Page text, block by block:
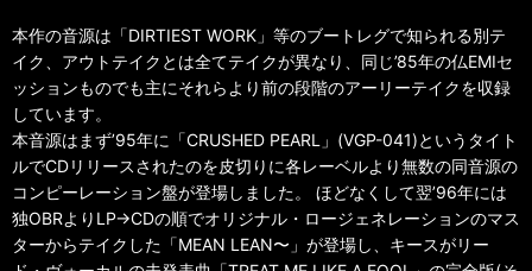
本作の音源は「DIRTIEST WORK」等のブートレグで知られる別テ
イク、アウトテイクとは全てテイクが異なり、同じ’85年の仏EMIセ
ッションものでも主にそれらより前の段階のアーリーテイクを収録
しています。
本音源はまず’95年に「CRUSHED PEARL」(VGP-041)というタイト
ルでCDリリースされたのを皮切りに各レーベルより無数の同音源の
コンピーレーション盤が登場しました。 ほどなくして翌’96年には
独OBRよりLP→CDの順でオリジナル・ロージェネレーションのマス
ターからテイクした「MEAN LEAN〜」が登場し、キースがリー